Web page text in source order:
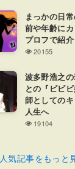
まっかの日
前や年齢に
プロフで紹介
20155
波多野浩之
との『ビビ
師としての
人生へ
19104
人気記事をもっと